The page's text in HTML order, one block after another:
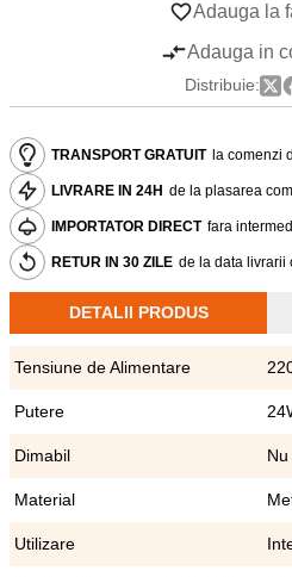
Adauga la
Adauga in
Distribuie:
TRANSPORT GRATUIT la comenzi
LIVRARE IN 24H de la plasarea
IMPORTATOR DIRECT fara
RETUR IN 30 ZILE de la data livrarii
DETALII PRODUS
Tensiune de Alimentare
Putere
Dimabil Nu
Material
Utilizare